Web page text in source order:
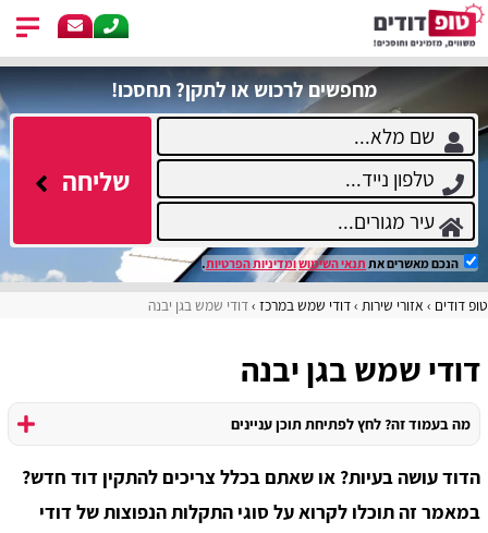
מחפשים לרכוש או לתקן? תחסכו!
שליחה
הנכם מאשרים את תנאי השימושומדיניות הפרטיות.
טופ דודים אזורי שירות דודי שמש במרכז דודי שמש בגן יבנה
דודי שמש בגן יבנה
מה בעמוד זה? לחץ לפתיחת תוכן עניינים
הדוד עושה בעיות? או שאתם בכלל צריכים להתקין דוד חדש?
במאמר זה תוכלו לקרוא על סוגי התקלות הנפוצות של דודי